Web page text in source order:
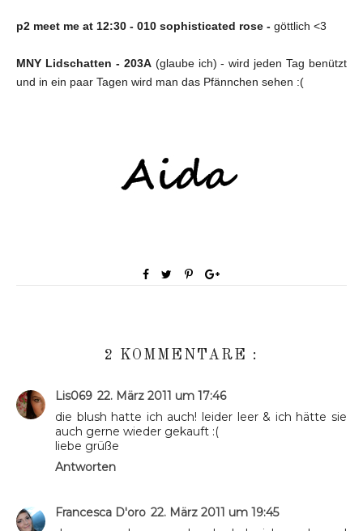
p2 meet me at 12:30 - 010 sophisticated rose - göttlich <3
MNY Lidschatten - 203A(glaube ich) - wird jeden Tag benützt
und in ein paar Tagen wird man das Pfännchen sehen :(
2 KOMMENTARE :
Lis069 22. März 2011 um 17:46
die blush hatte ich auch! leider leer & ich hätte sie
auch gerne wieder gekauft :(
liebe grüße
Antworten
Francesca D'oro 22. März 2011 um 19:45